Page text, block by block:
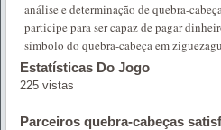
análise e determinação de quebra-
participe para ser capaz de pagar
símbolo do quebra-cabeça em
Estatísticas Do Jogo
225 vistas
Parceiros quebra-cabeças